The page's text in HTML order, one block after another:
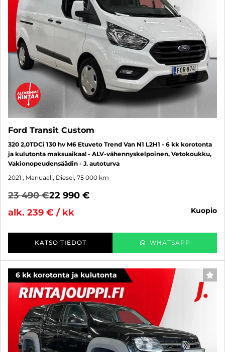
Ford Transit Custom
320 2,0TDCi 130 hv M6 Etuveto Trend Van N1 L2H1 - 6 kk korotonta
ja kulutonta maksuaikaa! - ALV-vähennyskelpoinen, Vetokoukku,
Vakionopeudensäädin - J. autoturva
2021 , Manuaali, Diesel, 75 000 km
23 490 €22 990 €
alk. 239 € / kk
kuopio
KATSO TIEDOT WHATSAPP
6 kk korotonta ja kulutonta